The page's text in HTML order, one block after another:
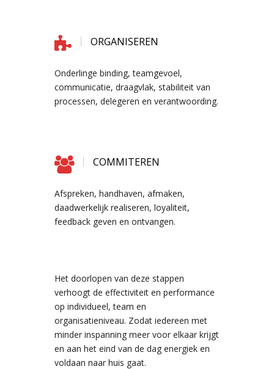
ORGANISEREN
Onderlinge binding, teamgevoel,
communicatie, draagvlak, stabiliteit van
processen, delegeren en verantwoording.
COMMITEREN
Afspreken, handhaven, afmaken,
daadwerkelijk realiseren, loyaliteit,
feedback geven en ontvangen.
Het doorlopen van deze stappen
verhoogt de effectiviteit en performance
op individueel, team en
organisatieniveau. Zodat iedereen met
minder inspanning meer voor elkaar krijgt
en aan het eind van de dag energiek en
voldaan naar huis gaat.